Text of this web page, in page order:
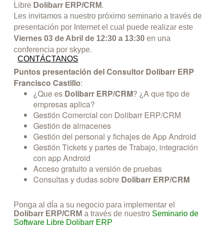
Libre Dolibarr ERP/CRM.
Les invitamos a nuestro próximo seminario a través de
presentación por Internet el cual puede realizar este
Viernes 03 de Abril de 12:30 a 13:30 en una
conferencia por skype.
Puntos presentación del Consultor Dolibarr ERP
Francisco Castillo:
CONTÁCTANOS
¿Que es Dolibarr ERP/CRM? ¿A que tipo de
empresas aplica?
Gestión Comercial con Dolibarr ERP/CRM
Gestión de almacenes
Gestión del personal y fichajes de App Android
Gestión Tickets y partes de Trabajo, integración
con app Android
Acceso gratuito a versión de pruebas
Consultas y dudas sobre Dolibarr ERP/CRM
Ponga al dÍa a su negocio para implementar el
Dolibarr ERP/CRM a través de nuestro Seminario de
Software Libre Dolibarr ERP